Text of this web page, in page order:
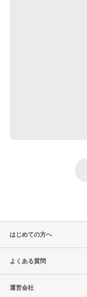
はじめての方へ
よくある質問
運営会社